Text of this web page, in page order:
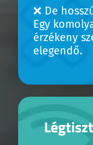
❌ De
Egy
érzékeny
elegendő.